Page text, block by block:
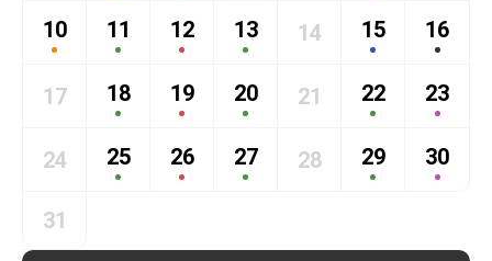
10 11 12 13 14 15 16
17 18 19 20 21 22 23
24 25 26 27 28 29 30
31